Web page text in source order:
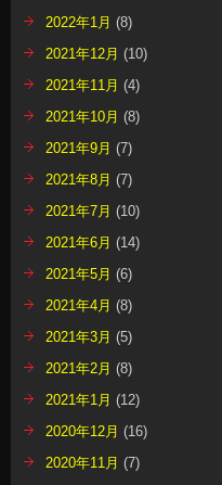
2022年1月 (8)
2021年12月 (10)
2021年11月 (4)
2021年10月 (8)
2021年9月 (7)
2021年8月 (7)
2021年7月 (10)
2021年6月 (14)
2021年5月 (6)
2021年4月 (8)
2021年3月 (5)
2021年2月 (8)
2021年1月 (12)
2020年12月 (16)
2020年11月 (7)